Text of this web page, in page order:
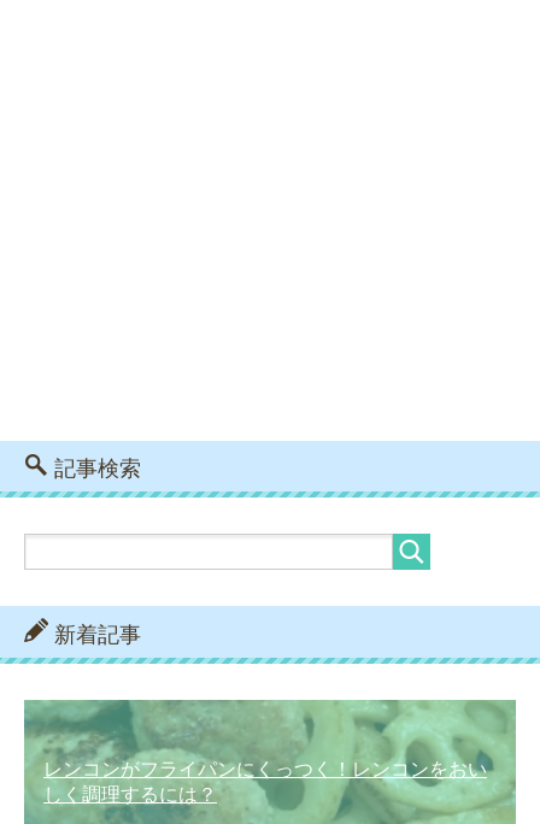
記事検索
新着記事
レンコンがフライパンにくっつく！レンコンをおい
しく調理するには？